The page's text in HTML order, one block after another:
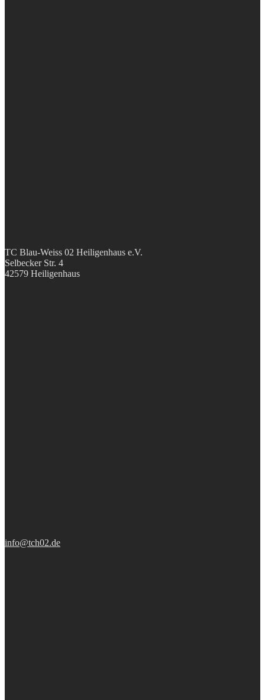
TC Blau-Weiss 02 Heiligenhaus e.V.
Selbecker Str. 4
42579 Heiligenhaus
info@tch02.de